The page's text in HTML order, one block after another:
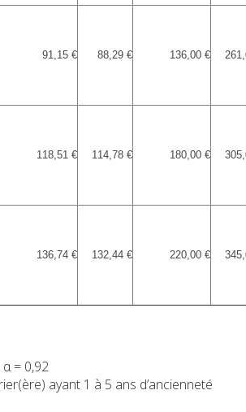
91,15 € 88,29 € 136,00 €
118,51 € 114,78 € 180,00 €
136,74 € 132,44 € 220,00 €
= 0,92
ayant 1 à 5 ans d’ancienneté